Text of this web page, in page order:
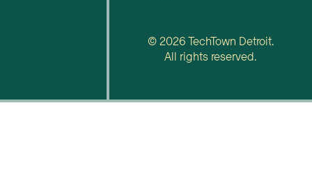
© 2026 TechTown Detroit.
All rights reserved.